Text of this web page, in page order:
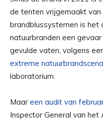
de tenten vrijgemaakt
brandblussystemen is het
natuurbranden een
gevulde vaten, volgens
extreme
laboratorium.
Maar een audit van
Inspector General van het